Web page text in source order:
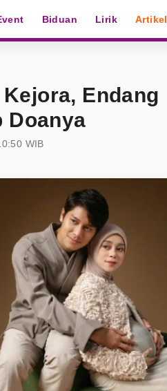
Biduan Lirik Artikel
Endang
Doanya
WIB